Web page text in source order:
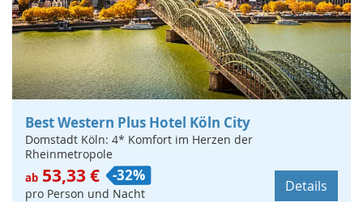
Best Western Plus Hotel Köln City
Domstadt Köln: 4* Komfort im Herzen der
Rheinmetropole
ab 53,33 € -32%
pro Person und Nacht Details